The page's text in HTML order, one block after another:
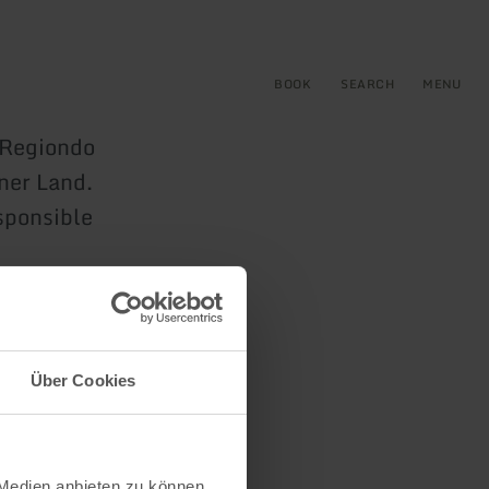
Über Cookies
BOOK SEARCH MENU
Land.